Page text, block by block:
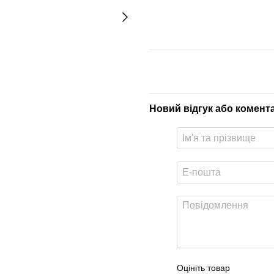
Новий відгук або
Оцініть товар